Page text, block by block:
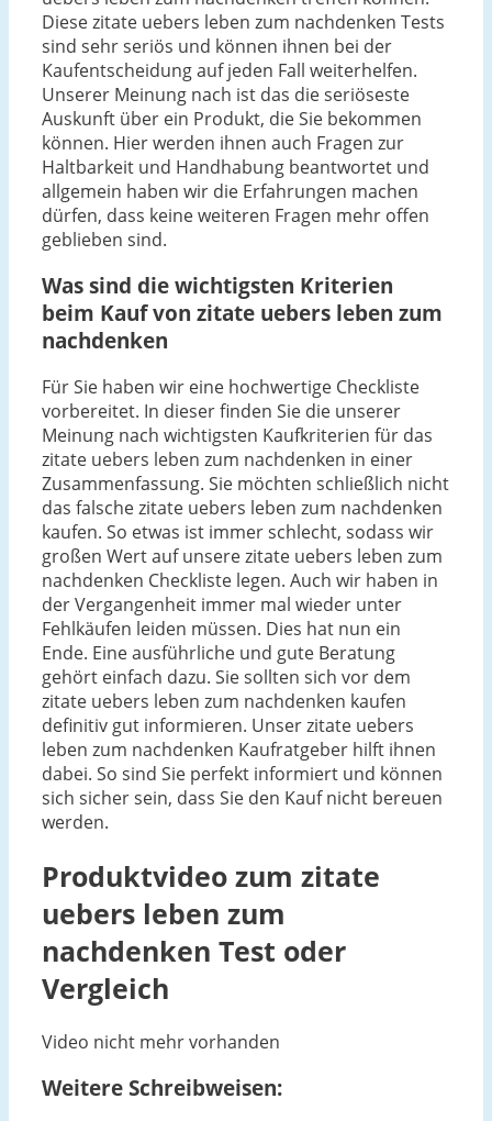
Diese zitate uebers leben zum nachdenken Tests
sind sehr seriös und können ihnen bei der
Kaufentscheidung auf jeden Fall weiterhelfen.
Unserer Meinung nach ist das die seriöseste
Auskunft über ein Produkt, die Sie bekommen
können. Hier werden ihnen auch Fragen zur
Haltbarkeit und Handhabung beantwortet und
allgemein haben wir die Erfahrungen machen
dürfen, dass keine weiteren Fragen mehr offen
geblieben sind.
Was sind die wichtigsten Kriterien
beim Kauf von zitate uebers leben zum
nachdenken
Für Sie haben wir eine hochwertige Checkliste
vorbereitet. In dieser finden Sie die unserer
Meinung nach wichtigsten Kaufkriterien für das
zitate uebers leben zum nachdenken in einer
Zusammenfassung. Sie möchten schließlich nicht
das falsche zitate uebers leben zum nachdenken
kaufen. So etwas ist immer schlecht, sodass wir
großen Wert auf unsere zitate uebers leben zum
nachdenken Checkliste legen. Auch wir haben in
der Vergangenheit immer mal wieder unter
Fehlkäufen leiden müssen. Dies hat nun ein
Ende. Eine ausführliche und gute Beratung
gehört einfach dazu. Sie sollten sich vor dem
zitate uebers leben zum nachdenken kaufen
definitiv gut informieren. Unser zitate uebers
leben zum nachdenken Kaufratgeber hilft ihnen
dabei. So sind Sie perfekt informiert und können
sich sicher sein, dass Sie den Kauf nicht bereuen
werden.
Produktvideo zum zitate
uebers leben zum
nachdenken Test oder
Vergleich
Video nicht mehr vorhanden
Weitere Schreibweisen: